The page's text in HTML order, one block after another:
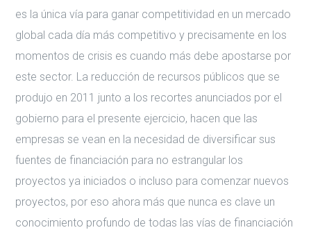
es la única vía para ganar competitividad en un mercado
global cada día más competitivo y precisamente en los
momentos de crisis es cuando más debe apostarse por
este sector. La reducción de recursos públicos que se
produjo en 2011 junto a los recortes anunciados por el
gobierno para el presente ejercicio, hacen que las
empresas se vean en la necesidad de diversificar sus
fuentes de financiación para no estrangular los
proyectos ya iniciados o incluso para comenzar nuevos
proyectos, por eso ahora más que nunca es clave un
conocimiento profundo de todas las vías de financiación